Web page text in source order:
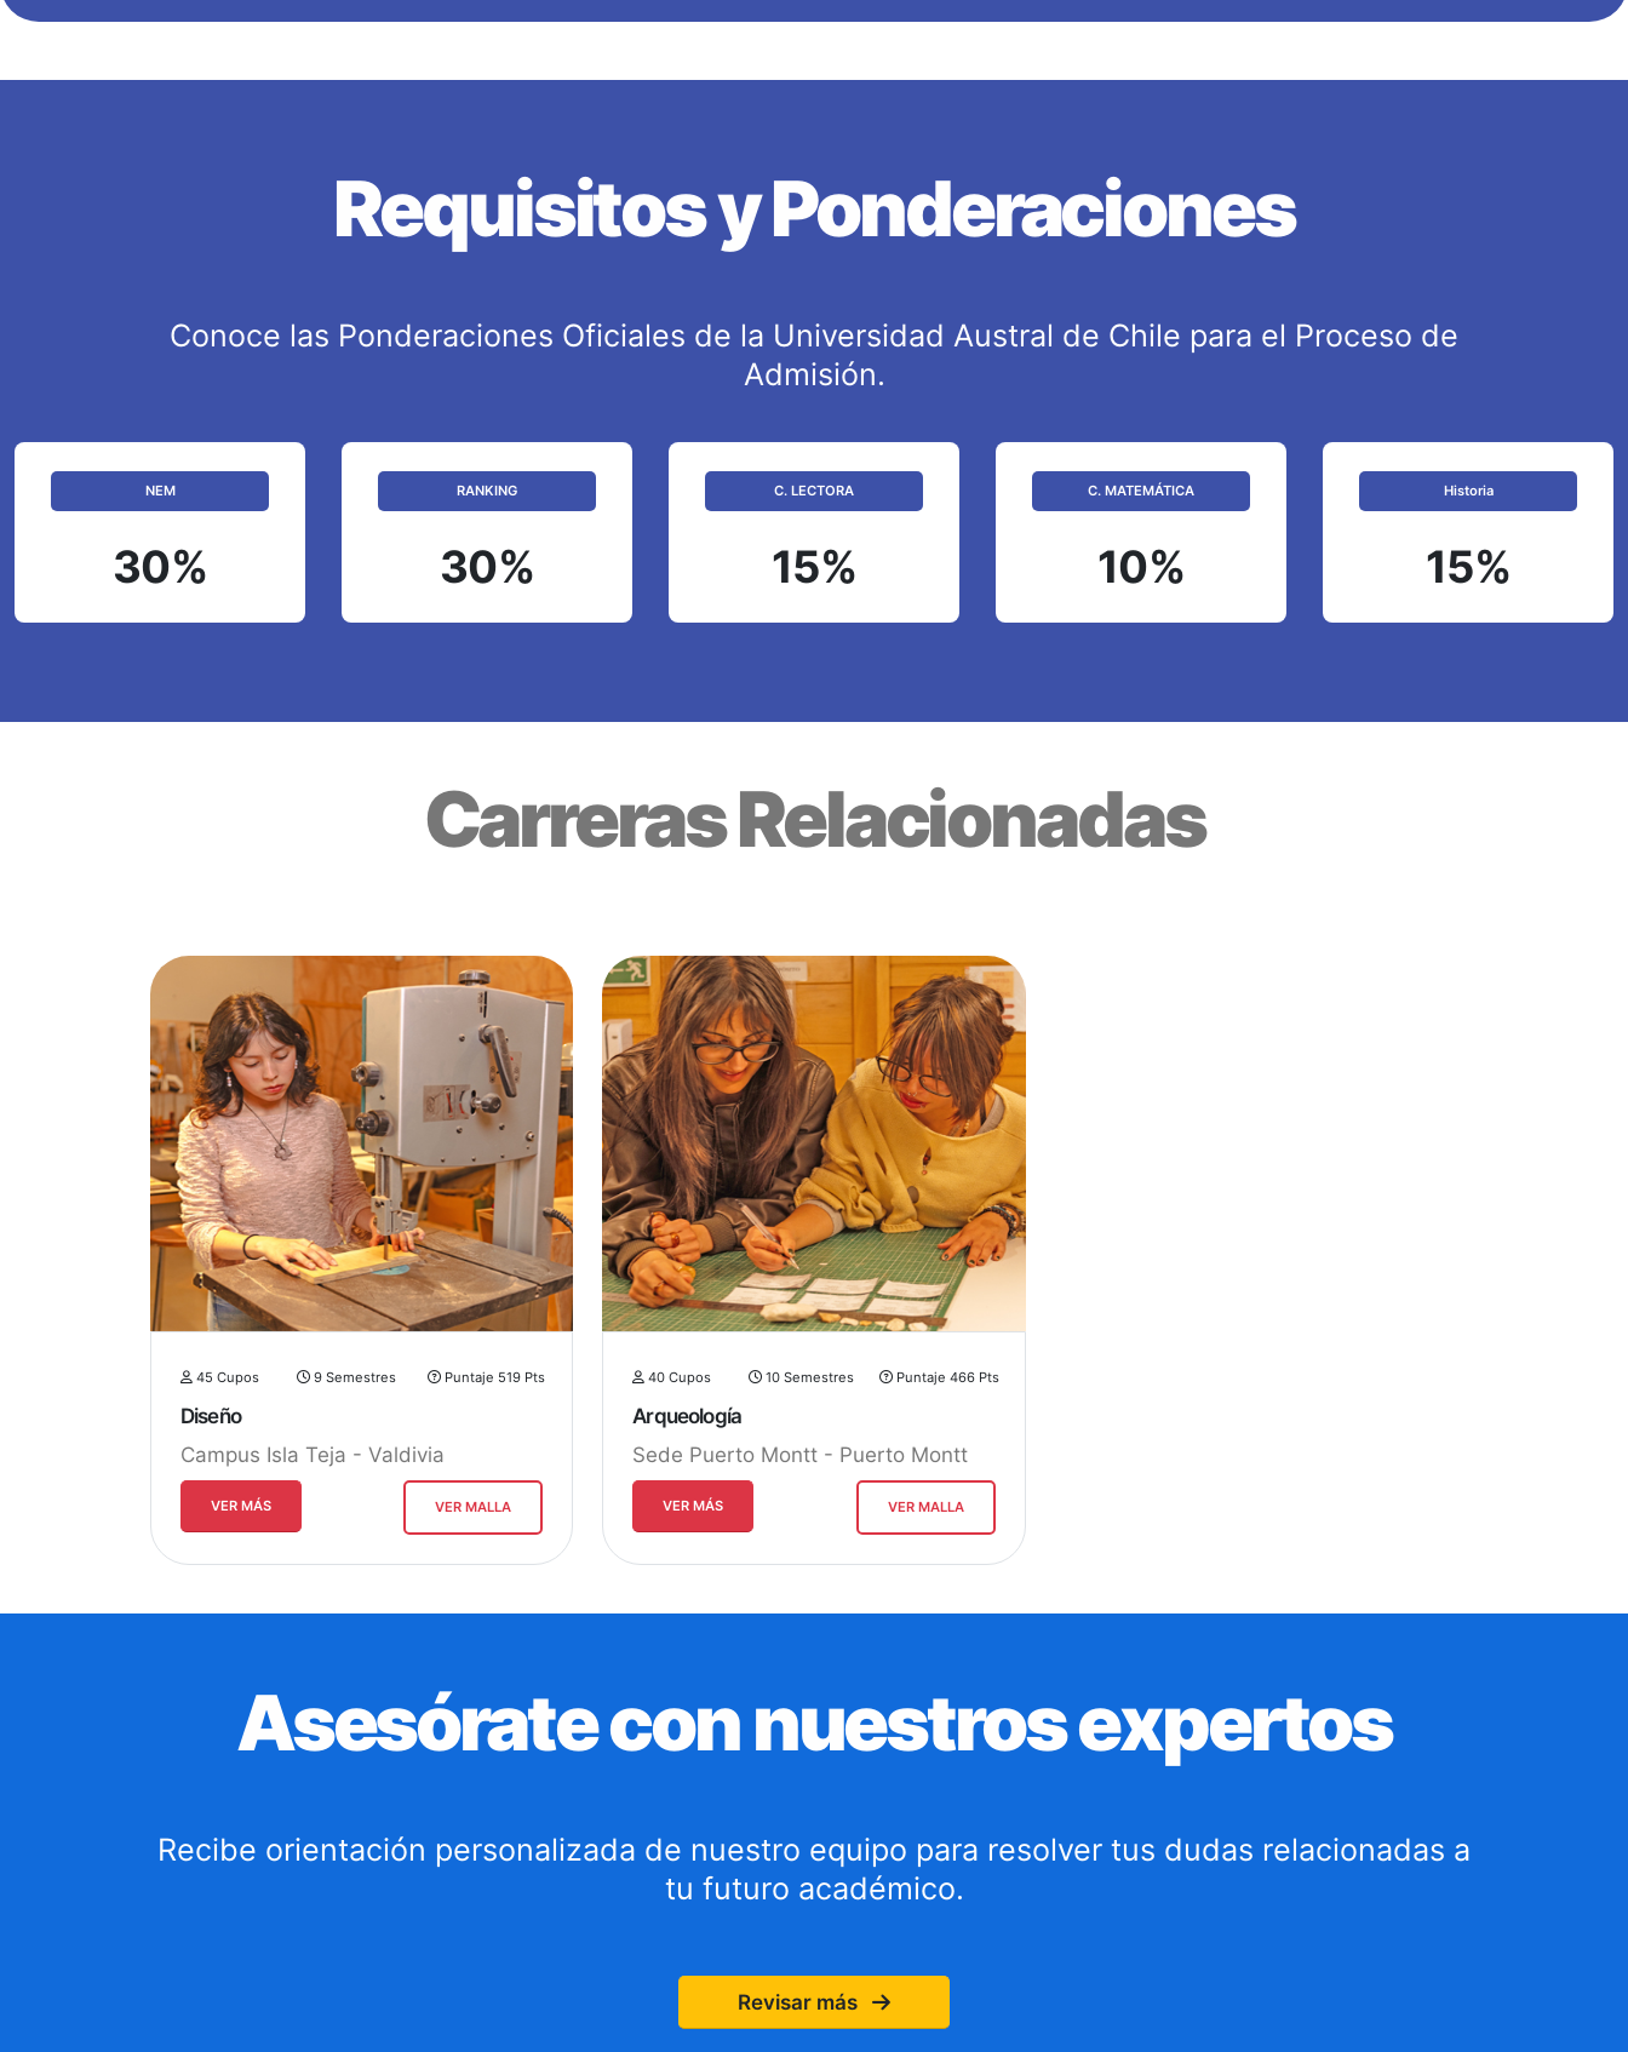
Requisitos y Ponderaciones
Conoce las Ponderaciones Oficiales de la Universidad Austral de Chile para el Proceso de
Admisión.
NEM
30%
RANKING
30%
C. LECTORA
15%
C. MATEMÁTICA
10%
Historia
15%
Carreras Relacionadas
45 Cupos 9 Semestres Puntaje 519 Pts
Diseño
Campus Isla Teja - Valdivia
VER MÁS VER MALLA
40 Cupos 10 Semestres Puntaje 466 Pts
Arqueología
Sede Puerto Montt - Puerto Montt
VER MÁS VER MALLA
Asesórate con nuestros expertos
Recibe orientación personalizada de nuestro equipo para resolver tus dudas relacionadas a
tu futuro académico.
Revisar más